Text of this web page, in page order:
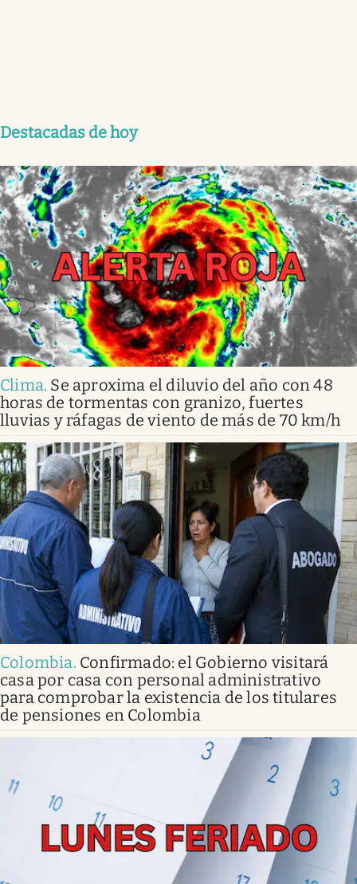
Destacadas de hoy
Clima. Se aproxima el diluvio del año con 48
horas de tormentas con granizo, fuertes
lluvias y ráfagas de viento de más de 70 km/h
Colombia. Confirmado: el Gobierno visitará
casa por casa con personal administrativo
para comprobar la existencia de los titulares
de pensiones en Colombia